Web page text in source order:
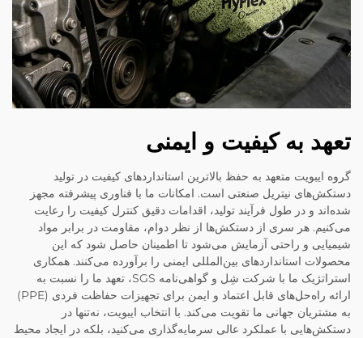
تعهد به کیفیت و ایمنی
گروه ایبویت متعهد به حفظ بالاترین استانداردهای کیفیت در تولید
دستکش‌های نیتریل صنعتی است. امکانات ما با فناوری پیشرفته مجهز
شده‌اند و در طول فرآیند تولید، اقدامات دقیق کنترل کیفیت را رعایت
می‌کنیم. هر سری از دستکش‌ها از نظر دوام، مقاومت در برابر مواد
شیمیایی و راحتی آزمایش می‌شود تا اطمینان حاصل شود که این
محصولات استانداردهای بین‌المللی ایمنی را برآورده می‌کنند. همکاری
استراتژیک ما با شرکت شِل و گواهی‌نامه SGS، تعهد ما را نسبت به
ارائه راه‌حل‌های قابل اعتماد و ایمن برای تجهیزات حفاظت فردی (PPE)
به مشتریان جهانی ما تقویت می‌کند. با انتخاب ایبویت، نه‌تنها در
دستکش‌هایی با عملکرد عالی سرمایه‌گذاری می‌کنید، بلکه در ایجاد محیط